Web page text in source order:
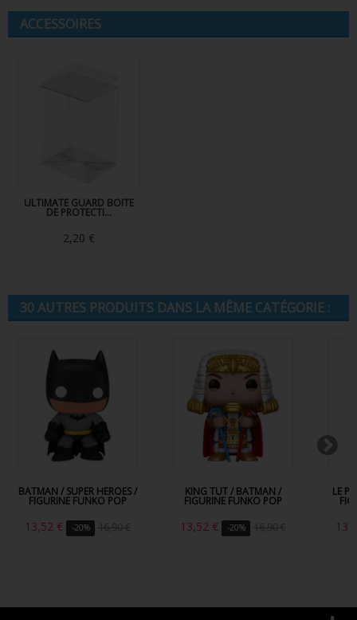
ACCESSOIRES
ULTIMATE GUARD BOITE
DE PROTECTI...
2,20 €
30 AUTRES PRODUITS DANS LA MÊME CATÉGORIE :
BATMAN / SUPER HEROES /
FIGURINE FUNKO POP
13,52 € -20% 16,90 €
KING TUT / BATMAN /
FIGURINE FUNKO POP
13,52 € -20% 16,90 €
LE